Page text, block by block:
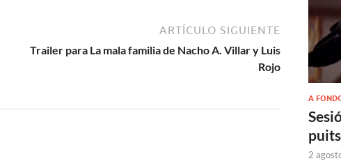
ARTÍCULO SIGUIENTE
Trailer para La mala familia de Nacho A. Villar y Luis
Rojo
A
2